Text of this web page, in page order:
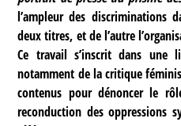
l’ampleur des discriminations
deux titres, et de l’autre
Ce travail s’inscrit dans une
notamment de la critique
contenus pour dénoncer le
reconduction des oppressions